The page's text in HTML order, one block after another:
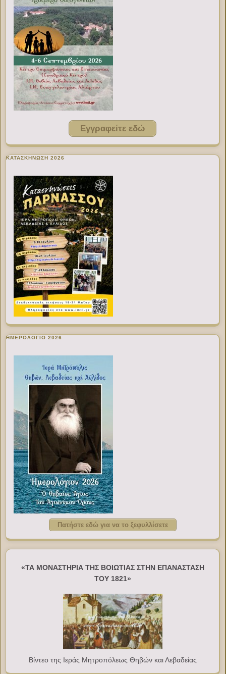
Εγγραφείτε εδώ
ΚΑΤΑΣΚΗΝΩΣΗ 2026
ΗΜΕΡΟΛΟΓΙΟ 2026
Πατήστε εδώ για να το ξεφυλλίσετε
«ΤΑ ΜΟΝΑΣΤΗΡΙΑ ΤΗΣ ΒΟΙΩΤΙΑΣ ΣΤΗΝ ΕΠΑΝΑΣΤΑΣΗ
ΤΟΥ 1821»
Βίντεο της Ιεράς Μητροπόλεως Θηβών και Λεβαδείας